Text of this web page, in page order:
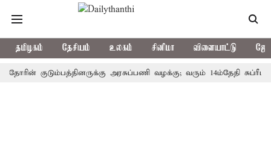
தமிழகம் தேசியம் உலகம் சினிமா விளையாட்டு
குடும்பத்தினருக்கு அரசுப்பணி வழக்கு; வரும் 14ம்தேதி